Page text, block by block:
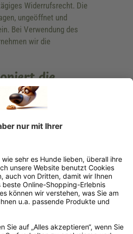
Widerrufsrecht. Die
ungeöffnet und
Bei Verwendung des
wir die
die
die Artikel
und klebe das
anfordern. Hast du als
uns eine Email an
oder rufe zu unseren
lassen wir dir ein